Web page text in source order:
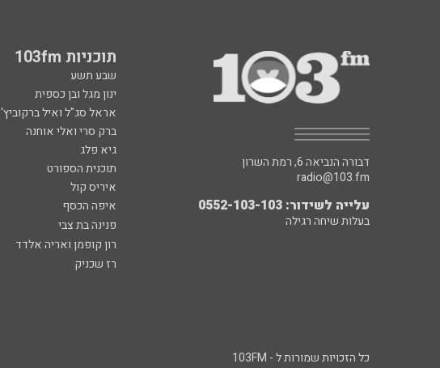
תוכניות 103fm
שבע תשע
ינון מגל ובן כספית
אראל סג"ל ואיל ברקוביץ'
ברק סרי ואלי אוחנה
גיא פלג
תוכנית הספורט
איריס קול
איפה הכסף
פנינה בת צבי
רון קופמן ואריה אלדד
רז שכניק
דבורה הנביאה 6, רמת השרון
radio@103.fm
עלייה לשידור: 0552-103-103
בעלות שיחה רגילה
כל הזכויות שמורות ל - 103FM